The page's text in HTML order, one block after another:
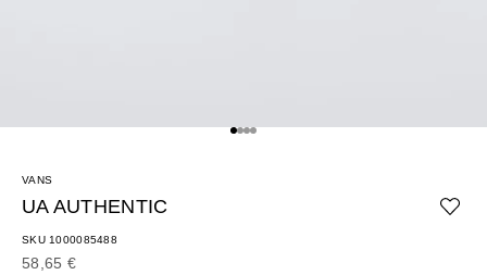
Ir al artículo 1
Ir al artículo 2
Ir al artículo 3
Ir al artículo 4
VANS
UA AUTHENTIC
SKU 1000085488
Precio de oferta
58,65 €